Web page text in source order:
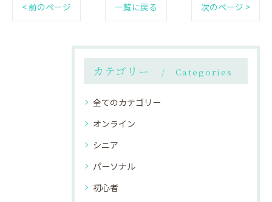
< 前のページ 一覧に戻る 次のページ >
カテゴリー Categories
全てのカテゴリー
オンライン
シニア
パーソナル
初心者